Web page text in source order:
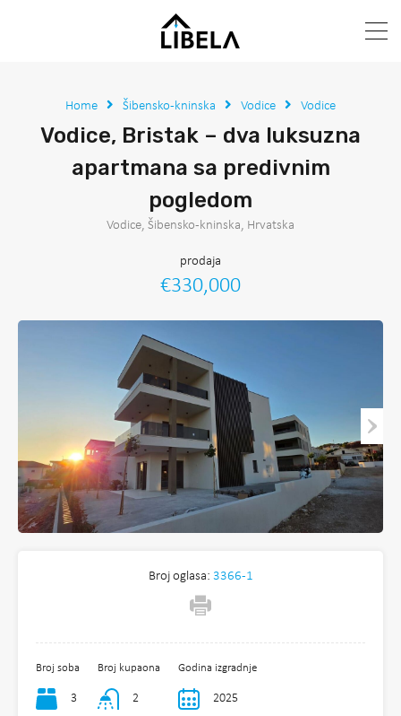
Home Šibensko-kninska Vodice Vodice
Vodice, Bristak – dva luksuzna
apartmana sa predivnim
pogledom
Vodice, Šibensko-kninska, Hrvatska
prodaja
€330,000
Broj oglasa: 3366-1
Broj soba
3
Broj kupaona
2
Godina izgradnje
2025